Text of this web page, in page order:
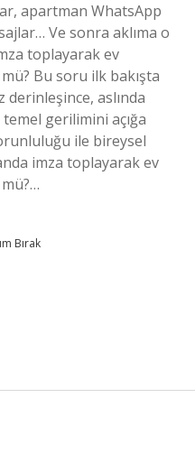
apartman WhatsApp
Ve sonra aklıma o
toplayarak ev
Bu soru ilk bakışta
aslında
gerilimini açığa
ile bireysel
imza toplayarak ev
Bırak